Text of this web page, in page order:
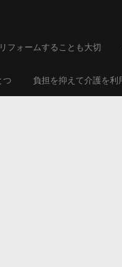
フォームすることも大切
つ 負担を抑えて介護を利